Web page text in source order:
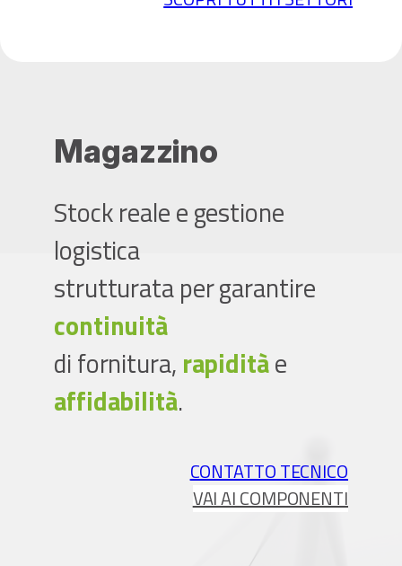
Magazzino
Stock reale e gestione
logistica
strutturata per garantire
continuità
di fornitura, rapiditàe
affidabilità.
CONTATTO TECNICO
VAI AI COMPONENTI